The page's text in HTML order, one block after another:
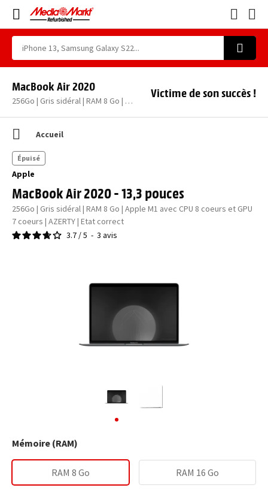
MacBook Air 2020
256Go | Gris sidéral | RAM 8 Go | Apple M1 avec CPU 8 coeurs et GPU 7 coeurs | AZERTY | Etat correct
Victime de son succès !
Accueil
Apple
MacBook Air 2020 - 13,3 pouces
256Go | Gris sidéral | RAM 8 Go | Apple M1 avec CPU 8 coeurs et GPU
7 coeurs | AZERTY | Etat correct
3.7 /5 - 3 avis
Épuisé
Mémoire (RAM)
RAM 8 Go RAM 16 Go